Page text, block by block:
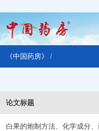
《中国药房》 /
论文标题
白果的炮制方法、化学成分